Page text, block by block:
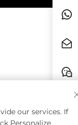
our services. If
Personalize